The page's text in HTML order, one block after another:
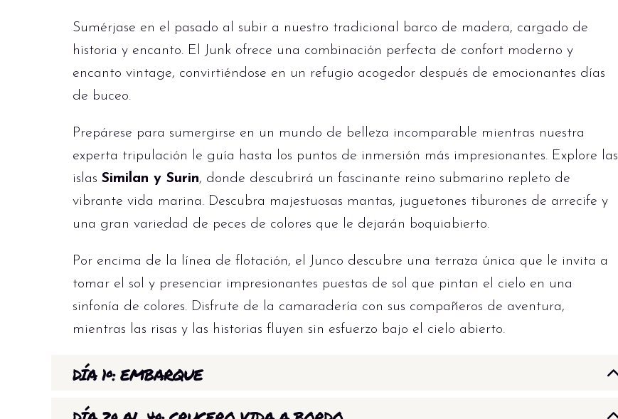
Sumérjase en el pasado al subir a nuestro tradicional barco de madera, cargado de
historia y encanto. El Junk ofrece una combinación perfecta de confort moderno y
encanto vintage, convirtiéndose en un refugio acogedor después de emocionantes días
de buceo.
Prepárese para sumergirse en un mundo de belleza incomparable mientras nuestra
experta tripulación le guía hasta los puntos de inmersión más impresionantes. Explore las
islas Similan y Surin, donde descubrirá un fascinante reino submarino repleto de
vibrante vida marina. Descubra majestuosas mantas, juguetones tiburones de arrecife y
una gran variedad de peces de colores que le dejarán boquiabierto.
Por encima de la línea de flotación, el Junco descubre una terraza única que le invita a
tomar el sol y presenciar impresionantes puestas de sol que pintan el cielo en una
sinfonía de colores. Disfrute de la camaradería con sus compañeros de aventura,
mientras las risas y las historias fluyen sin esfuerzo bajo el cielo abierto.
DÍA 1º: EMBARQUE
Embarque a las 19.00 h seguido de sesión informativa y cena.